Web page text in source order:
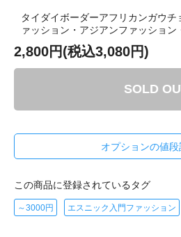
タイダイボーダーアフリカンガウ
ァッション・アジアンファッション
2,800円(税込3,080円)
SOLD
オプションの値段
この商品に登録されているタグ
～3000円 エスニック入門ファッション